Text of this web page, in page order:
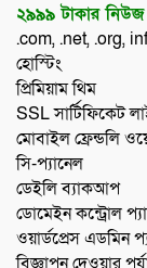
২৯৯৯ টাকার নিউজ
.com, .net, .org,
হোস্টিং
প্রিমিয়াম থিম
SSL সার্টিফিকেট
মোবাইল ফ্রেন্ডলি
সি-প্যানেল
ডেইলি ব্যাকআপ
ডোমেইন কন্ট্রোল
ওয়ার্ডপ্রেস এডমিন